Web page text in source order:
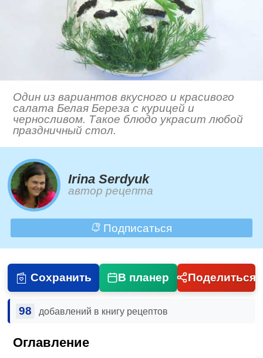
Один из вариантов вкусного и красивого
салата Белая Береза с курицей и
черносливом. Такое блюдо украсит любой
праздничный стол.
Irina Serdyuk
автор рецепта
Подписаться
Сохранить В планер Поделиться
98 добавлений в книгу рецептов
Оглавление